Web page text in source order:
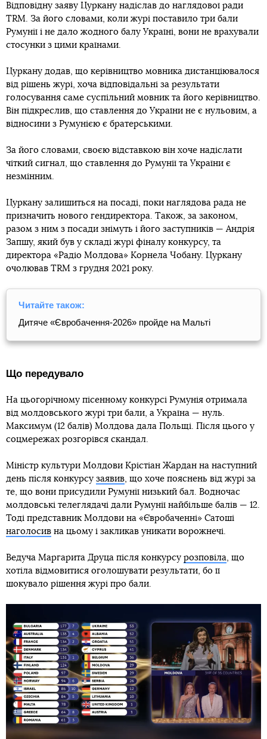
Відповідну заяву Цуркану надіслав до наглядової ради
TRM. За його словами, коли журі поставило три бали
Румунії і не дало жодного балу Україні, вони не врахували
стосунки з цими країнами.
Цуркану додав, що керівництво мовника дистанціювалося
від рішень журі, хоча відповідальні за результати
голосування саме суспільний мовник та його керівництво.
Він підкреслив, що ставлення до України не є нульовим, а
відносини з Румунією є братерськими.
За його словами, своєю відставкою він хоче надіслати
чіткий сигнал, що ставлення до Румунії та України є
незмінним.
Цуркану залишиться на посаді, поки наглядова рада не
призначить нового гендиректора. Також, за законом,
разом з ним з посади знімуть і його заступників — Андрія
Запшу, який був у складі журі фіналу конкурсу, та
директора «Радіо Молдова» Корнела Чобану. Цуркану
очолював TRM з грудня 2021 року.
Читайте також:
Дитяче «Євробачення-2026» пройде на Мальті
Що передувало
На цьогорічному пісенному конкурсі Румунія отримала
від молдовського журі три бали, а Україна — нуль.
Максимум (12 балів) Молдова дала Польщі. Після цього у
соцмережах розгорівся скандал.
Міністр культури Молдови Крістіан Жардан на наступний
день після конкурсу заявив, що хоче пояснень від журі за
те, що вони присудили Румунії низький бал. Водночас
молдовські телеглядачі дали Румунії найбільше балів — 12.
Тоді представник Молдови на «Євробаченні» Сатоші
наголосив на цьому і закликав уникати ворожнечі.
Ведуча Маргарита Друца після конкурсу розповіла, що
хотіла відмовитися оголошувати результати, бо її
шокувало рішення журі про бали.